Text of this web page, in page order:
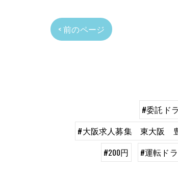
< 前のページ
#委託ド
#大阪求人募集 東大
#200円
#運転ド